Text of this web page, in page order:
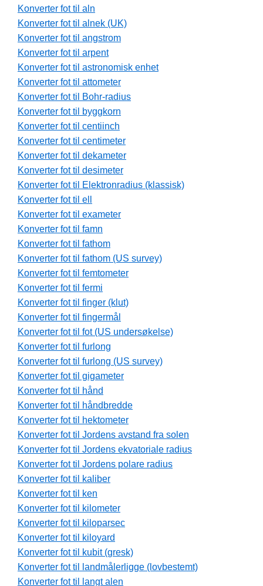
Konverter fot til aln
Konverter fot til alnek (UK)
Konverter fot til angstrom
Konverter fot til arpent
Konverter fot til astronomisk enhet
Konverter fot til attometer
Konverter fot til Bohr-radius
Konverter fot til byggkorn
Konverter fot til centiinch
Konverter fot til centimeter
Konverter fot til dekameter
Konverter fot til desimeter
Konverter fot til Elektronradius (klassisk)
Konverter fot til ell
Konverter fot til exameter
Konverter fot til famn
Konverter fot til fathom
Konverter fot til fathom (US survey)
Konverter fot til femtometer
Konverter fot til fermi
Konverter fot til finger (klut)
Konverter fot til fingermål
Konverter fot til fot (US undersøkelse)
Konverter fot til furlong
Konverter fot til furlong (US survey)
Konverter fot til gigameter
Konverter fot til hånd
Konverter fot til håndbredde
Konverter fot til hektometer
Konverter fot til Jordens avstand fra solen
Konverter fot til Jordens ekvatoriale radius
Konverter fot til Jordens polare radius
Konverter fot til kaliber
Konverter fot til ken
Konverter fot til kilometer
Konverter fot til kiloparsec
Konverter fot til kiloyard
Konverter fot til kubit (gresk)
Konverter fot til landmålerligge (lovbestemt)
Konverter fot til langt alen